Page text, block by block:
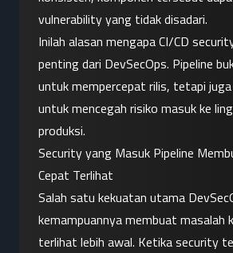
vulnerability yang tidak disadari.
Inilah alasan mengapa CI/CD
penting dari DevSecOps. Pipeline
untuk mempercepat rilis, tetapi
untuk mencegah risiko masuk ke
produksi.
Security yang Masuk Pipeline
Cepat Terlihat
Salah satu kekuatan utama
kemampuannya membuat masalah
terlihat lebih awal. Ketika security